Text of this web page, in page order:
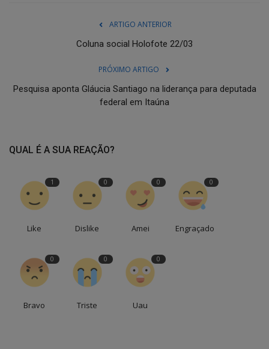
ARTIGO ANTERIOR
Coluna social Holofote 22/03
PRÓXIMO ARTIGO
Pesquisa aponta Gláucia Santiago na liderança para deputada
federal em Itaúna
QUAL É A SUA REAÇÃO?
1
Like
0
Dislike
0
Amei
0
Engraçado
0
Bravo
0
Triste
0
Uau